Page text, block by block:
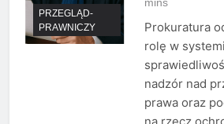
PRZEGLĄD-
PRAWNICZY
Prokuratura
rolę w
nadzór nad
prawa oraz